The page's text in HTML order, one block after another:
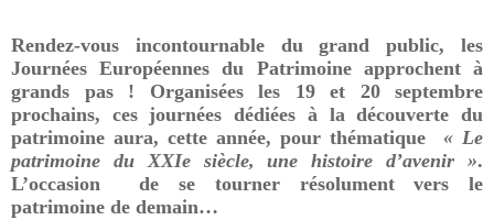
Rendez-vous incontournable du grand public, les
Journées Européennes du Patrimoine approchent à
grands pas ! Organisées les 19 et 20 septembre
prochains, ces journées dédiées à la découverte du
patrimoine aura, cette année, pour thématique « Le
patrimoine du XXIe siècle, une histoire d’avenir ».
L’occasion de se tourner résolument vers le
patrimoine de demain…